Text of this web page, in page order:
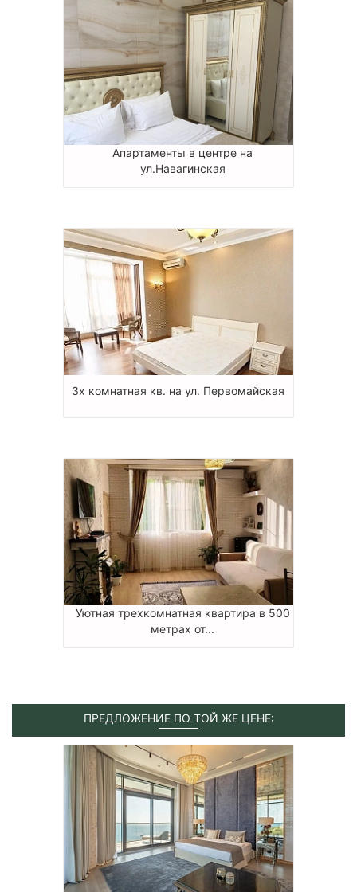
Апартаменты в центре на
ул.Навагинская
3х комнатная кв. на ул. Первомайская
Уютная трехкомнатная квартира в 500
метрах от...
ПРЕДЛОЖЕНИЕ ПО ТОЙ ЖЕ ЦЕНЕ: